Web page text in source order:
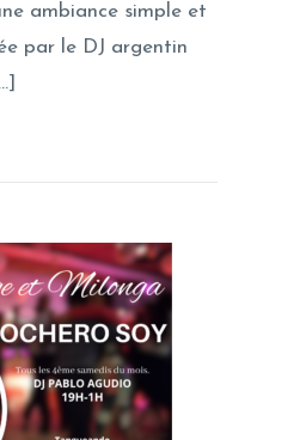
ambiance simple et
par le DJ argentin